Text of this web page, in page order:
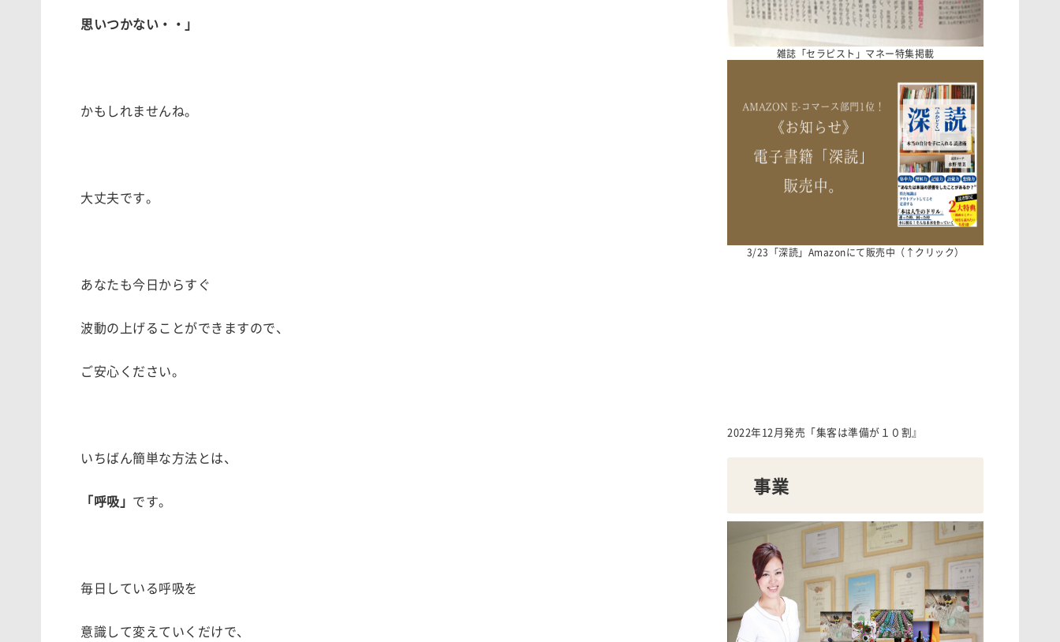
思いつかない・・」
かもしれませんね。
大丈夫です。
あなたも今日からすぐ
波動の上げることができますので、
ご安心ください。
いちばん簡単な方法とは、
「呼吸」 です。
毎日している呼吸を
意識して変えていくだけで、
雑誌「セラピスト」マネー特集掲載
3/23「深読」Amazonにて販売中（↑クリック）
2022年12月発売「集客は準備が１０割』
事業